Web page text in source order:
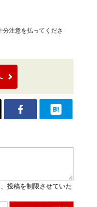
分注意を払ってくださ